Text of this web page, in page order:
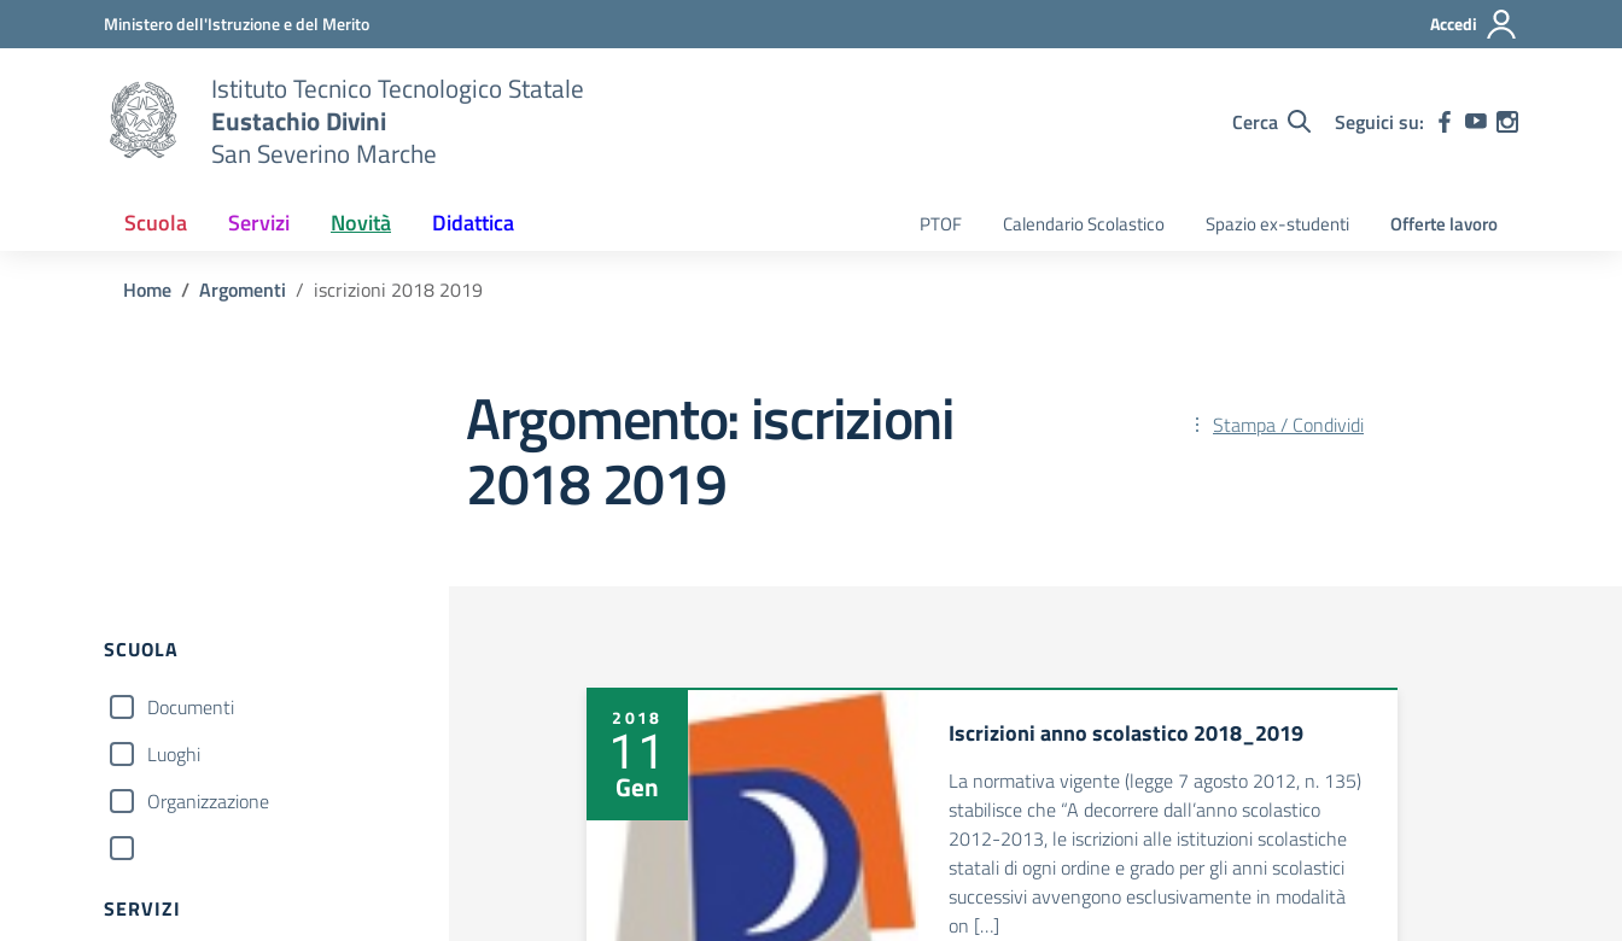
Vai ai contenuti
Vai al menu di navigazioneMinistero dell'Istruzione e del Merito Accedi
Istituto Tecnico Tecnologico Statale
Eustachio Divini
San Severino Marche
Cerca Seguici su:
Scuola Servizi Novità Didattica PTOF Calendario Scolastico Spazio ex-studenti Offerte lavoro
Home Argomenti iscrizioni 2018 2019
Argomento: iscrizioni
2018 2019
Stampa / Condividi
SCUOLA
Documenti
Luoghi
Organizzazione
SERVIZI
2018
11
Gen
Iscrizioni anno scolastico 2018_2019
La normativa vigente (legge 7 agosto 2012, n. 135)
stabilisce che “A decorrere dall’anno scolastico
2012-2013, le iscrizioni alle istituzioni scolastiche
statali di ogni ordine e grado per gli anni scolastici
successivi avvengono esclusivamente in modalità
on […]